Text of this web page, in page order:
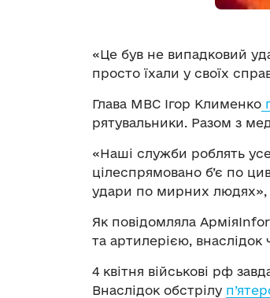
«Це був не випадковий
просто їхали у своїх
Глава МВС Ігор Клименко
рятувальники. Разом з
«Наші служби роблять
цілеспрямовано б’є по
удари по мирних людях»,
Як повідомляла
та артилерією,
4 квітня військові рф
Внаслідок обстрілу